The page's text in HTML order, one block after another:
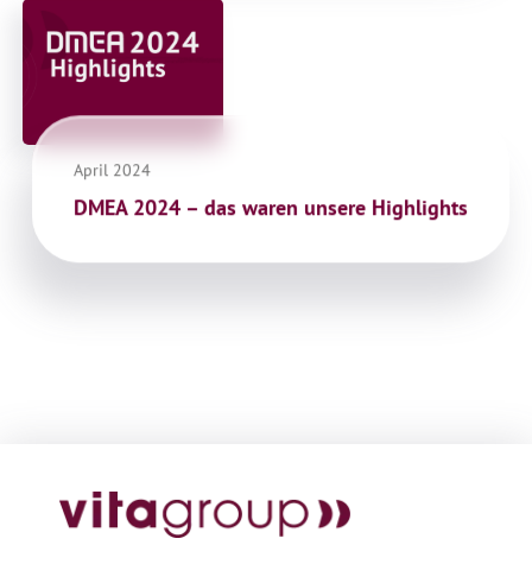
DMEA 2024 – das waren unsere Highlights
April 2024